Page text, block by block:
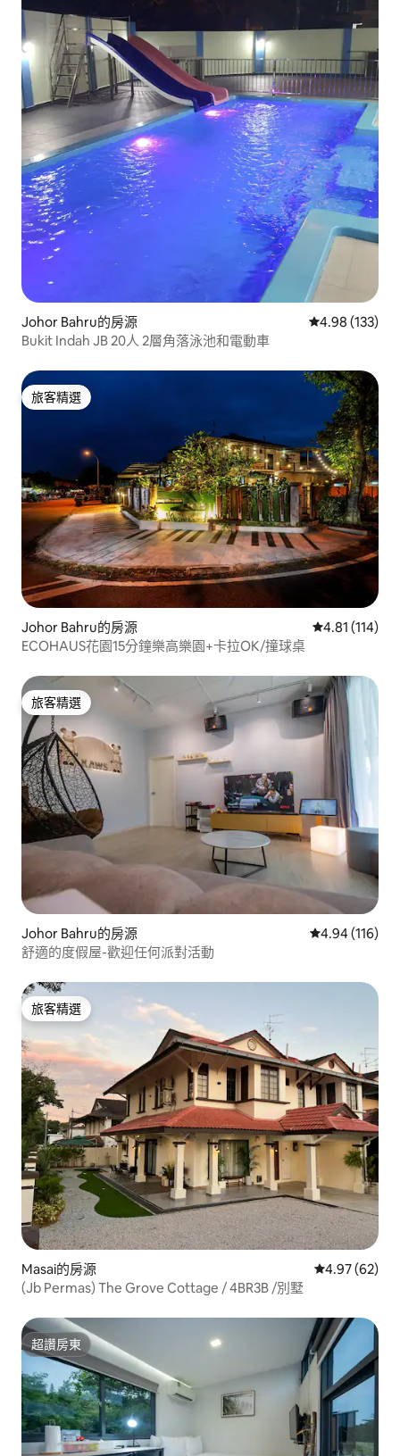
Johor Bahru的房源 從 133 則評價
4.98 (133)
Bukit Indah JB 20人 2層角落泳池和電動車
旅客精選
旅客精選
Johor Bahru的房源 從 114 則評價
4.81 (114)
ECOHAUS花園15分鐘樂高樂園+卡拉OK/撞球桌
旅客精選
旅客精選
Johor Bahru的房源 從 116 則評價
4.94 (116)
舒適的度假屋-歡迎任何派對活動
旅客精選
旅客精選
Masai的房源 從 62 則評價
4.97 (62)
(Jb Permas) The Grove Cottage / 4BR3B /別墅
超讚房東
超讚房東